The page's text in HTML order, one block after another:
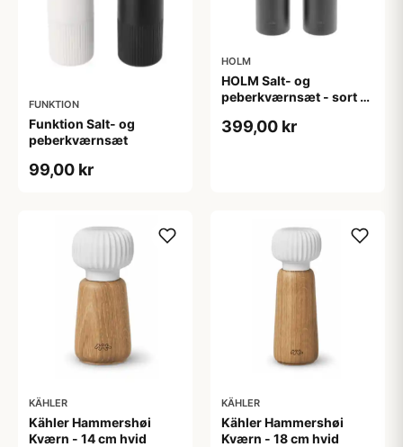
FUNKTION
Funktion Salt- og
peberkværnsæt
99,00 kr
HOLM
HOLM Salt- og
peberkværnsæt - sort -
399,00 kr
KÄHLER
Kähler Hammershøi
Kværn - 14 cm hvid
KÄHLER
Kähler Hammershøi
Kværn - 18 cm hvid